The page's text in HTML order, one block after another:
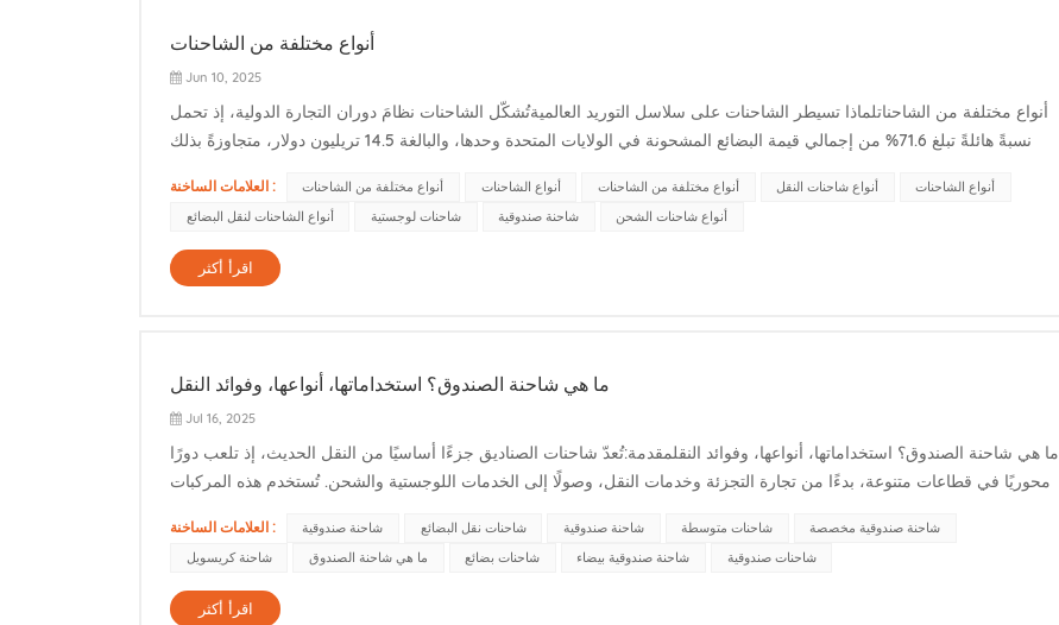
أنواع مختلفة من الشاحنات
Jun 10, 2025
أنواع مختلفة من الشاحناتلماذا تسيطر الشاحنات على سلاسل التوريد العالميةتُشكّل الشاحنات نظامَ دوران التجارة الدولية، إذ تحمل
نسبةً هائلةً تبلغ 71.6% من إجمالي قيمة البضائع المشحونة في الولايات المتحدة وحدها، والبالغة 14.5 تريليون دولار، متجاوزةً بذلك
العلامات الساخنة : أنواع مختلفة من الشاحنات أنواع الشاحنات أنواع مختلفة من الشاحنات أنواع شاحنات النقل
أنواع الشاحنات
أنواع الشاحنات لنقل البضائع
شاحنات لوجستية شاحنة صندوقية أنواع شاحنات الشحن
اقرأ أكثر
ما هي شاحنة الصندوق؟ استخداماتها، أنواعها، وفوائد النقل
Jul 16, 2025
ما هي شاحنة الصندوق؟ استخداماتها، أنواعها، وفوائد النقلمقدمة:تُعدّ شاحنات الصناديق جزءًا أساسيًا من النقل الحديث، إذ تلعب دورًا
محوريًا في قطاعات متنوعة، بدءًا من تجارة التجزئة وخدمات النقل، وصولًا إلى الخدمات اللوجستية والشحن. تُستخدم هذه المركبات
العلامات الساخنة : شاحنة صندوقية شاحنات نقل البضائع شاحنة صندوقية شاحنات متوسطة
شاحنة صندوقية مخصصة
شاحنة كريسويل
ما هي شاحنة الصندوق شاحنات بضائع شاحنة صندوقية بيضاء شاحنات صندوقية
اقرأ أكثر